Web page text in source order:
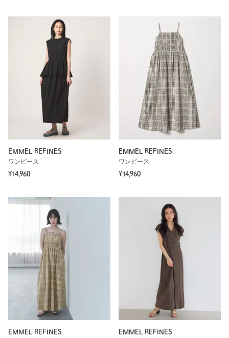
EMMEL REFINES
ワンピース
¥14,960
EMMEL REFINES
ワンピース
¥14,960
EMMEL REFINES
EMMEL REFINES